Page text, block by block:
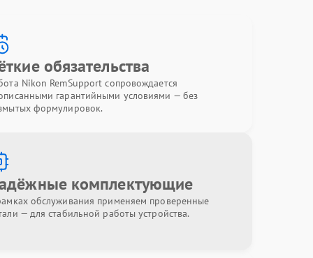
обязательства
Nikon RemSupport сопровождается
гарантийными условиями — без
формулировок.
комплектующие
обслуживания применяем проверенные
— для стабильной работы устройства.